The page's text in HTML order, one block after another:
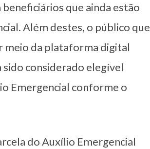
que ainda estão
Além destes, o público que
da plataforma digital
sido considerado elegível
Emergencial conforme o
do Auxílio Emergencial